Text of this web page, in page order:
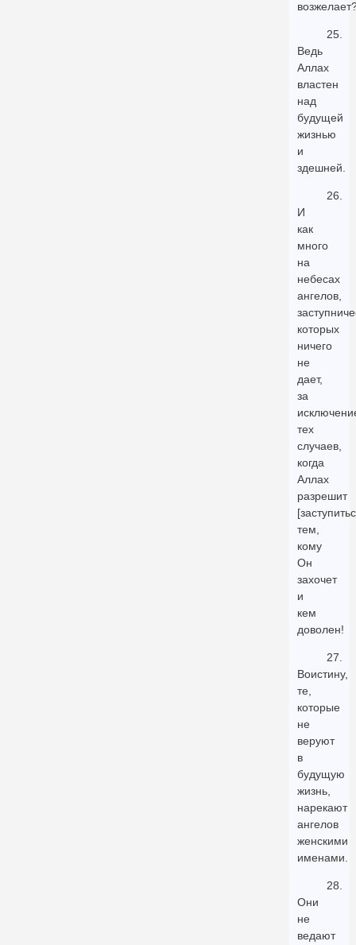
25.
Ведь
Аллах
властен
над
будущей
жизнью
и
здешней.
26.
И
как
много
на
небесах
ангелов,
которых
ничего
не
дает,
за
тех
случаев,
когда
Аллах
разрешит
тем,
кому
Он
захочет
и
кем
доволен!
27.
Воистину,
те,
которые
не
веруют
в
будущую
жизнь,
нарекают
ангелов
женскими
именами.
28.
Они
не
ведают